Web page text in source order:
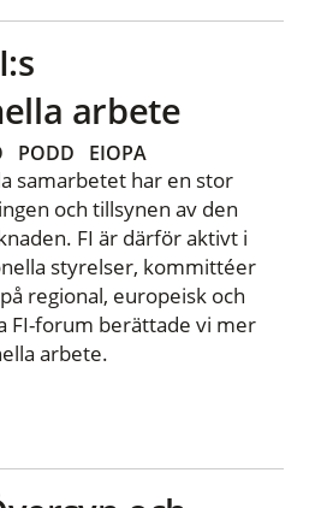
arbete
PODD EIOPA
samarbetet har en stor
och tillsynen av den
FI är därför aktivt i
styrelser, kommittéer
regional, europeisk och
FI-forum berättade vi mer
arbete.